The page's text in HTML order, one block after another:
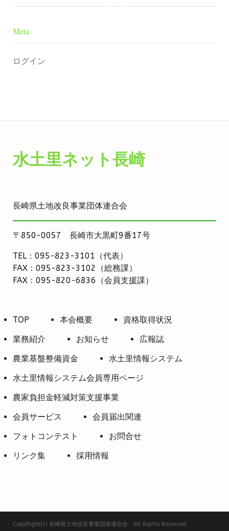
Meta
ログイン
水土里ネット長崎
長崎県土地改良事業団体連合会
〒850-0057 長崎市大黒町9番17号
TEL：095-823-3101（代表）
FAX：095-823-3102（総務課）
FAX：095-820-6836（会員支援課）
TOP 本会概要
資格取得状況
業務紹介
お知らせ
広報誌
農業基盤整備資金
水土里情報システム
水土里情報システム会員専用ページ
農家負担金軽減対策支援事業
会員サービス
会員届出関連
フォトコンテスト
お問合せ
リンク集
採用情報
CopyRight(c) 長崎県土地改良事業団体連合会 All Rights Reserved